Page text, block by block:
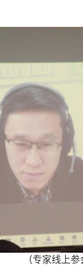
（专家线上